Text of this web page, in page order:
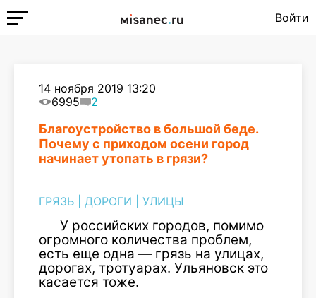
Войти
14 ноября 2019 13:20
6995
2
Благоустройство в большой беде.
Почему с приходом осени город
начинает утопать в грязи?
ГРЯЗЬ ДОРОГИ УЛИЦЫ
У российских городов, помимо
огромного количества проблем,
есть еще одна — грязь на улицах,
дорогах, тротуарах. Ульяновск это
касается тоже.